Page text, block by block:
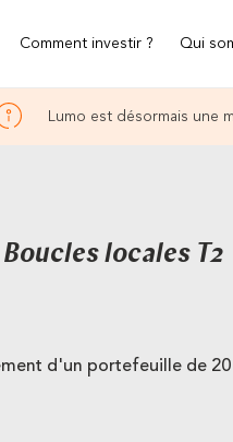
Comment investir ? Qui
Lumo est désormais une
locales T2
d'un portefeuille de